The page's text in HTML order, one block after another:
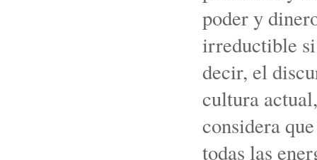
poder y
irreductible
decir, el
cultura
considera
todas las